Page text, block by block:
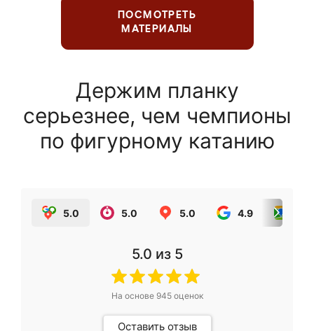
ПОСМОТРЕТЬ
МАТЕРИАЛЫ
Держим планку
серьезнее, чем чемпионы
по фигурному катанию
5.0 5.0 5.0 4.9
5.0 из 5
На основе 945оценок
Оставить отзыв